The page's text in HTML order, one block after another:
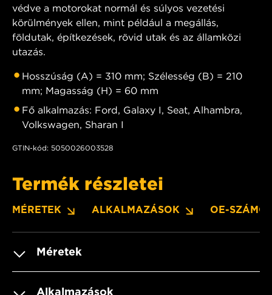
védve a motorokat normál és súlyos vezetési
körülmények ellen, mint például a megállás,
földutak, építkezések, rövid utak és az államközi
utazás.
Hosszúság (A) = 310 mm; Szélesség (B) = 210
mm; Magasság (H) = 60 mm
Fő alkalmazás: Ford, Galaxy I, Seat, Alhambra,
Volkswagen, Sharan I
GTIN-kód: 5050026003528
Termék részletei
MÉRETEK ALKALMAZÁSOK OE-
Méretek
Alkalmazások